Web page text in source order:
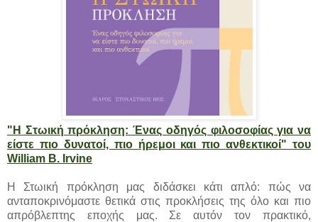
"Η Στωική πρόκληση: Ένας οδηγός φιλοσοφίας για να
είστε πιο δυνατοί, πιο ήρεμοι και πιο ανθεκτικοί" του
William B. Irvine
Η Στωική πρόκληση μας διδάσκει κάτι απλό: πώς να
ανταποκρινόμαστε θετικά στις προκλήσεις της όλο και πιο
απρόβλεπτης εποχής μας. Σε αυτόν τον πρακτικό,